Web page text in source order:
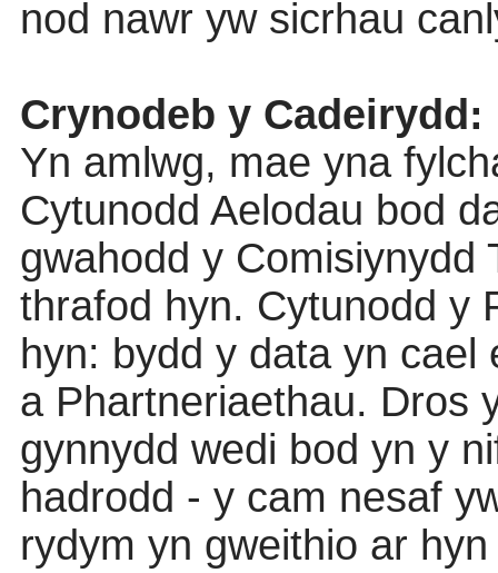
nod nawr yw sicrhau
Crynodeb y Cadeirydd:
Yn amlwg, mae yna
Cytunodd Aelodau bod
gwahodd y Comisiynydd
thrafod hyn. Cytunodd y
hyn: bydd y data yn cael
a Phartneriaethau. Dros
gynnydd wedi bod yn y
hadrodd - y cam nesaf
rydym yn gweithio ar